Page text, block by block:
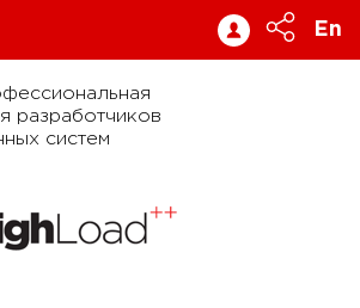
En
разработчиков
систем